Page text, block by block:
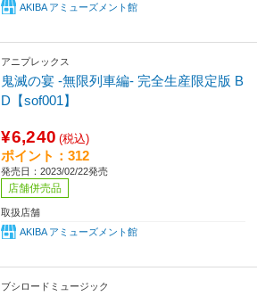
AKIBA アミューズメント館
アニプレックス
鬼滅の宴 -無限列車編- 完全生産限定版 B
D【sof001】
¥6,240 (税込)
ポイント：312
発売日：2023/02/22発売
店舗併売品
取扱店舗
AKIBA アミューズメント館
ブシロードミュージック